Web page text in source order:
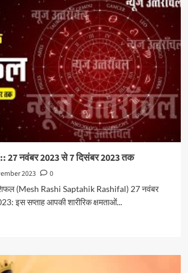
27 नवंबर 2023 से 7 दिसंबर 2023 तक
2023
0
(Mesh Rashi Saptahik Rashifal) 27 नवंबर
इस सप्ताह आपकी शारीरिक क्षमताओं...